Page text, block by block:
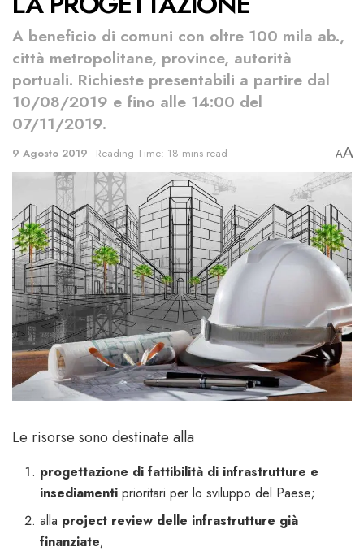
A beneficio di comuni con oltre 100 mila ab.,
città metropolitane, province, autorità
portuali. Richieste presentabili a partire dal
10/08/2019 e fino alle 14:00 del
07/11/2019.
9 Agosto 2019 Reading Time: 18 mins read AA
Le risorse sono destinate alla
progettazione di fattibilità di infrastrutture e
insediamenti prioritari per lo sviluppo del Paese;
alla project review delle infrastrutture già
finanziate;